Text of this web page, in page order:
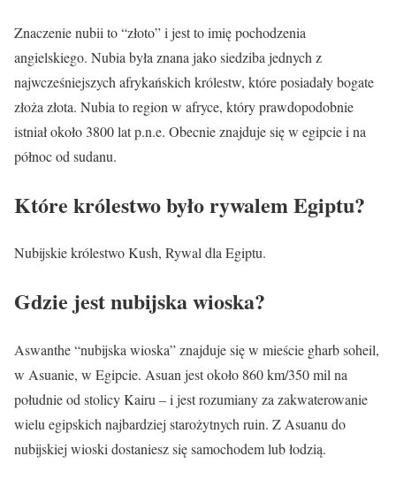
Znaczenie nubii to “złoto” i jest to imię pochodzenia
angielskiego. Nubia była znana jako siedziba jednych z
najwcześniejszych afrykańskich królestw, które posiadały bogate
złoża złota. Nubia to region w afryce, który prawdopodobnie
istniał około 3800 lat p.n.e. Obecnie znajduje się w egipcie i na
północ od sudanu.
Które królestwo było rywalem Egiptu?
Nubijskie królestwo Kush, Rywal dla Egiptu.
Gdzie jest nubijska wioska?
Aswanthe “nubijska wioska” znajduje się w mieście gharb soheil,
w Asuanie, w Egipcie. Asuan jest około 860 km/350 mil na
południe od stolicy Kairu – i jest rozumiany za zakwaterowanie
wielu egipskich najbardziej starożytnych ruin. Z Asuanu do
nubijskiej wioski dostaniesz się samochodem lub łodzią.